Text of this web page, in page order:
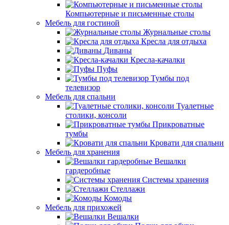
Компьютерные и письменные столы
Мебель для гостиной
Журнальные столы
Кресла для отдыха
Диваны
Кресла-качалки
Пуфы
Тумбы под
телевизор
Мебель для спальни
Туалетные
столики, консоли
Прикроватные
тумбы
Кровати для спальни
Мебель для хранения
Вешалки
гардеробные
Системы хранения
Стеллажи
Комоды
Мебель для прихожей
Вешалки